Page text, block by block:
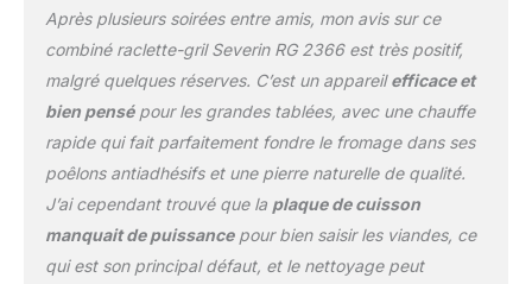
et 8 spatules pour
faciliter le retrait des
aliments. Spatules,
poêlons et plaque de
cuisson se lavent au
lave-vaisselle pour un
entretien facile
TEMPÉRATURE
PARFAITE - Le
thermostat réglable par
bouton rotatif avec
Après plusieurs soirées entre amis, mon avis sur ce
combiné raclette-gril Severin RG 2366 est très positif,
malgré quelques réserves. C’est un appareilefficace et
bien pensépour les grandes tablées, avec une chauffe
rapide qui fait parfaitement fondre le fromage dans ses
poêlons antiadhésifs et une pierre naturelle de qualité.
J’ai cependant trouvé que la plaque de cuisson
manquait de puissancepour bien saisir les viandes, ce
qui est son principal défaut, et le nettoyage peut